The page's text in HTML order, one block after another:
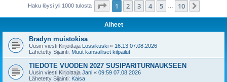
Haku löysi yli 1000 tulosta Sivu /10
1 2 3 4 5 10
Aiheet
Bradyn muistokisa
Uusin viesti Kirjoittaja Lossikuski « 16:13 07.08.2026
Lähetetty Sijainti: Muut kansalliset kilpailut
TIEDOTE VUODEN 2027 SUSIPARITURNAUKSEEN
Uusin viesti Kirjoittaja Jani « 09:59 07.08.2026
Lähetetty Sijainti: Kaisa